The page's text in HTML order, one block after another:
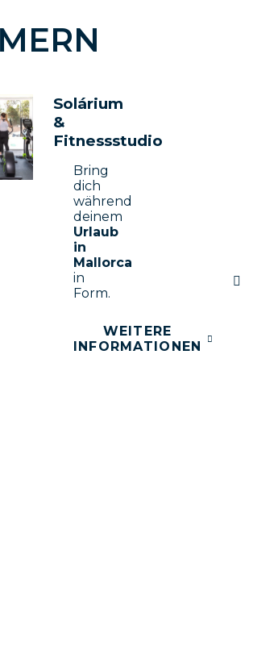
Solárium
&
Fitnessstudio
Bring
dich
während
deinem
Urlaub
in
Mallorca
in
Form.
WEITERE
INFORMATIONEN